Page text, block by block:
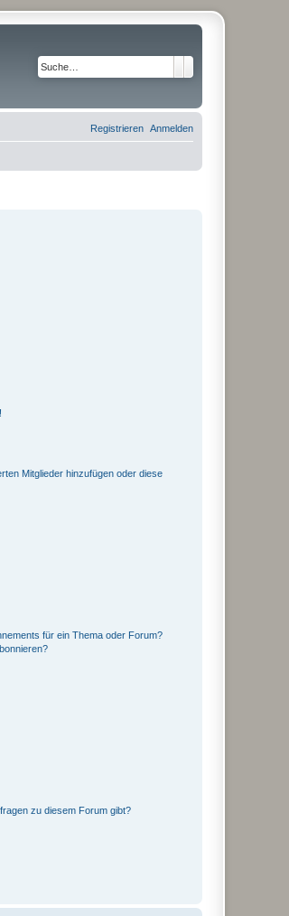
Anmelden
Registrieren
Mitglieder hinzufügen oder diese
für ein Thema oder Forum?
zu diesem Forum gibt?